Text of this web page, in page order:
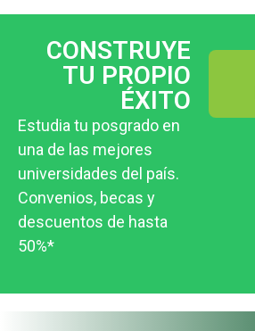
CONSTRUYE
TU PROPIO
ÉXITO
Estudia tu posgrado en
una de las mejores
universidades del país.
Convenios, becas y
descuentos de hasta
50%*